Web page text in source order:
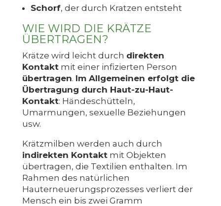
Schorf, der durch Kratzen entsteht
WIE WIRD DIE KRÄTZE
ÜBERTRAGEN?
Krätze wird leicht durch direkten
Kontaktmit einer infizierten Person
übertragen. Im Allgemeinen erfolgt die
Übertragung durch Haut-zu-Haut-
Kontakt: Händeschütteln,
Umarmungen, sexuelle Beziehungen
usw.
Krätzmilben werden auch durch
indirekten Kontaktmit Objekten
übertragen, die Textilien enthalten. Im
Rahmen des natürlichen
Hauterneuerungsprozesses verliert der
Mensch ein bis zwei Gramm